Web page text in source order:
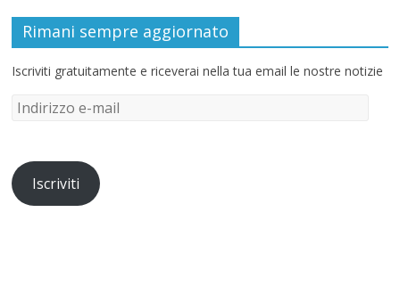
Rimani sempre aggiornato
Iscriviti gratuitamente e riceverai nella tua email le nostre notizie
Iscriviti